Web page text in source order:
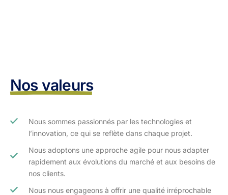
Nos valeurs
Nous sommes passionnés par les technologies et
l’innovation, ce qui se reflète dans chaque projet.
Nous adoptons une approche agile pour nous adapter
rapidement aux évolutions du marché et aux besoins de
nos clients.​
Nous nous engageons à offrir une qualité irréprochable